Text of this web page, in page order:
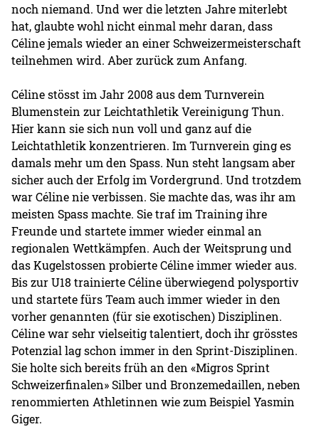
noch niemand. Und wer die letzten Jahre miterlebt
hat, glaubte wohl nicht einmal mehr daran, dass
Céline jemals wieder an einer Schweizermeisterschaft
teilnehmen wird. Aber zurück zum Anfang.
Céline stösst im Jahr 2008 aus dem Turnverein
Blumenstein zur Leichtathletik Vereinigung Thun.
Hier kann sie sich nun voll und ganz auf die
Leichtathletik konzentrieren. Im Turnverein ging es
damals mehr um den Spass. Nun steht langsam aber
sicher auch der Erfolg im Vordergrund. Und trotzdem
war Céline nie verbissen. Sie machte das, was ihr am
meisten Spass machte. Sie traf im Training ihre
Freunde und startete immer wieder einmal an
regionalen Wettkämpfen. Auch der Weitsprung und
das Kugelstossen probierte Céline immer wieder aus.
Bis zur U18 trainierte Céline überwiegend polysportiv
und startete fürs Team auch immer wieder in den
vorher genannten (für sie exotischen) Disziplinen.
Céline war sehr vielseitig talentiert, doch ihr grösstes
Potenzial lag schon immer in den Sprint-Disziplinen.
Sie holte sich bereits früh an den «Migros Sprint
Schweizerfinalen» Silber und Bronzemedaillen, neben
renommierten Athletinnen wie zum Beispiel Yasmin
Giger.